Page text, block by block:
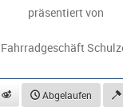
präsentiert von
Fahrradgeschäft
beobachtenAbgelaufen